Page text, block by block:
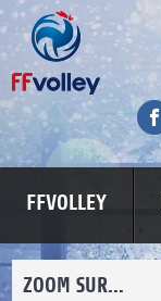
FFVOLLEY
ZOOM SUR...